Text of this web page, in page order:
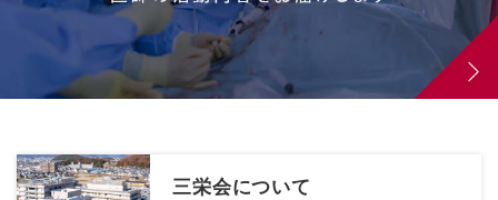
三栄会について